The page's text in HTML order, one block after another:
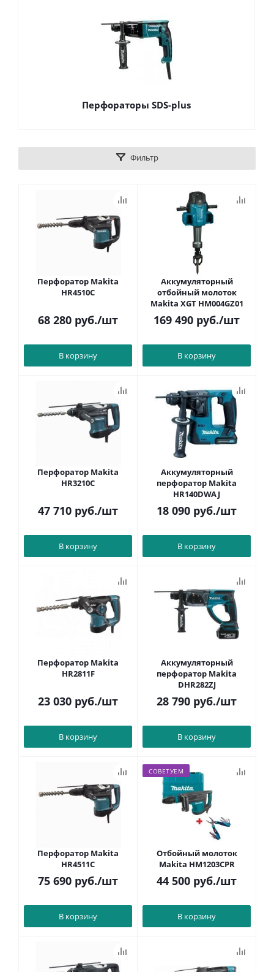
Перфораторы SDS-plus
Фильтр
Перфоратор Makita
HR4510C
68 280 руб./шт
В корзину
Аккумуляторный
отбойный молоток
Makita XGT HM004GZ01
169 490 руб./шт
В корзину
Перфоратор Makita
HR3210C
47 710 руб./шт
В корзину
Аккумуляторный
перфоратор Makita
HR140DWAJ
18 090 руб./шт
В корзину
Перфоратор Makita
HR2811F
23 030 руб./шт
В корзину
Аккумуляторный
перфоратор Makita
DHR282ZJ
28 790 руб./шт
В корзину
Перфоратор Makita
HR4511C
75 690 руб./шт
В корзину
СОВЕТУЕМ
Отбойный молоток
Makita HM1203CPR
44 500 руб./шт
В корзину